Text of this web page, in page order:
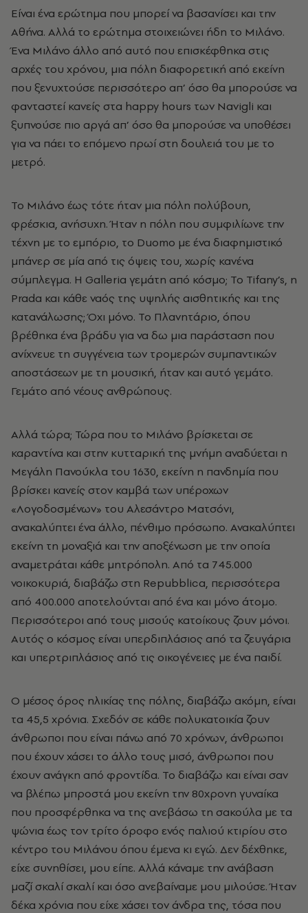
Είναι ένα ερώτημα που μπορεί να βασανίσει και την
Αθήνα. Αλλά το ερώτημα στοιχειώνει ήδη το Μιλάνο.
Ένα Μιλάνο άλλο από αυτό που επισκέφθηκα στις
αρχές του χρόνου, μια πόλη διαφορετική από εκείνη
που ξενυχτούσε περισσότερο απ’ όσο θα μπορούσε να
φανταστεί κανείς στα happy hours των Navigli και
ξυπνούσε πιο αργά απ’ όσο θα μπορούσε να υποθέσει
για να πάει το επόμενο πρωί στη δουλειά του με το
μετρό.
Το Μιλάνο έως τότε ήταν μια πόλη πολύβουη,
φρέσκια, ανήσυχη. Ήταν η πόλη που συμφιλίωνε την
τέχνη με το εμπόριο, το Duomo με ένα διαφημιστικό
μπάνερ σε μία από τις όψεις του, χωρίς κανένα
σύμπλεγμα. Η Galleria γεμάτη από κόσμο; Το Tifany’s, η
Prada και κάθε ναός της υψηλής αισθητικής και της
κατανάλωσης; Όχι μόνο. Το Πλανητάριο, όπου
βρέθηκα ένα βράδυ για να δω μια παράσταση που
ανίχνευε τη συγγένεια των τρομερών συμπαντικών
αποστάσεων με τη μουσική, ήταν και αυτό γεμάτο.
Γεμάτο από νέους ανθρώπους.
Αλλά τώρα; Τώρα που το Μιλάνο βρίσκεται σε
καραντίνα και στην κυτταρική της μνήμη αναδύεται η
Μεγάλη Πανούκλα του 1630, εκείνη η πανδημία που
βρίσκει κανείς στον καμβά των υπέροχων
«Λογοδοσμένων» του Αλεσάντρο Ματσόνι,
ανακαλύπτει ένα άλλο, πένθιμο πρόσωπο. Ανακαλύπτει
εκείνη τη μοναξιά και την αποξένωση με την οποία
αναμετράται κάθε μητρόπολη. Από τα 745.000
νοικοκυριά, διαβάζω στη Repubblica, περισσότερα
από 400.000 αποτελούνται από ένα και μόνο άτομο.
Περισσότεροι από τους μισούς κατοίκους ζουν μόνοι.
Αυτός ο κόσμος είναι υπερδιπλάσιος από τα ζευγάρια
και υπερτριπλάσιος από τις οικογένειες με ένα παιδί.
Ο μέσος όρος ηλικίας της πόλης, διαβάζω ακόμη, είναι
τα 45,5 χρόνια. Σχεδόν σε κάθε πολυκατοικία ζουν
άνθρωποι που είναι πάνω από 70 χρόνων, άνθρωποι
που έχουν χάσει το άλλο τους μισό, άνθρωποι που
έχουν ανάγκη από φροντίδα. Το διαβάζω και είναι σαν
να βλέπω μπροστά μου εκείνη την 80χρονη γυναίκα
που προσφέρθηκα να της ανεβάσω τη σακούλα με τα
ψώνια έως τον τρίτο όροφο ενός παλιού κτιρίου στο
κέντρο του Μιλάνου όπου έμενα κι εγώ. Δεν δέχθηκε,
είχε συνηθίσει, μου είπε. Αλλά κάναμε την ανάβαση
μαζί σκαλί σκαλί και όσο ανεβαίναμε μου μιλούσε. Ήταν
δέκα χρόνια που είχε χάσει τον άνδρα της, τόσα που